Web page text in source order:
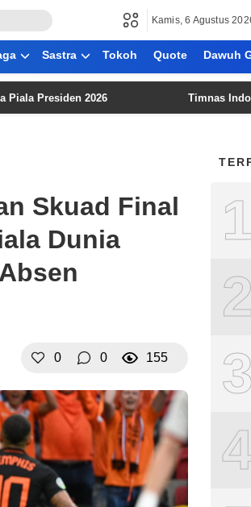
Kamis, 6 Agustus
Sastra Tokoh Quote Dawuh
2026 Timnas Indonesia
Skuad Final
Dunia
0 0 155
2
3